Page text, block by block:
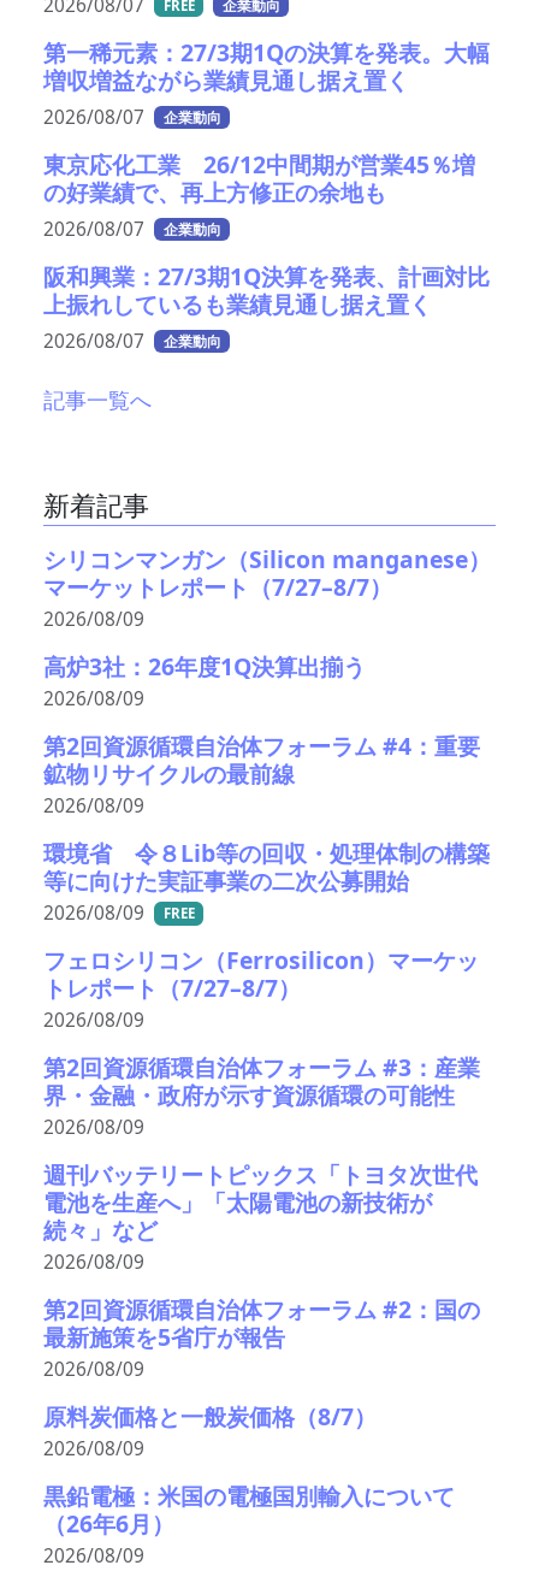
2026/08/07 FREE 企業動向
第一稀元素：27/3期1Qの決算を発表。大幅
増収増益ながら業績見通し据え置く
2026/08/07 企業動向
東京応化工業 26/12中間期が営業45％増
の好業績で、再上方修正の余地も
2026/08/07 企業動向
阪和興業：27/3期1Q決算を発表、計画対比
上振れしているも業績見通し据え置く
2026/08/07 企業動向
記事一覧へ
新着記事
シリコンマンガン（Silicon manganese）
マーケットレポート（7/27–8/7）
2026/08/09
高炉3社：26年度1Q決算出揃う
2026/08/09
第2回資源循環自治体フォーラム #4：重要
鉱物リサイクルの最前線
2026/08/09
環境省 令８Lib等の回収・処理体制の構築
等に向けた実証事業の二次公募開始
2026/08/09 FREE
フェロシリコン（Ferrosilicon）マーケッ
トレポート（7/27–8/7）
2026/08/09
第2回資源循環自治体フォーラム #3：産業
界・金融・政府が示す資源循環の可能性
2026/08/09
週刊バッテリートピックス「トヨタ次世代
電池を生産へ」「太陽電池の新技術が
続々」など
2026/08/09
第2回資源循環自治体フォーラム #2：国の
最新施策を5省庁が報告
2026/08/09
原料炭価格と一般炭価格（8/7）
2026/08/09
黒鉛電極：米国の電極国別輸入について
（26年6月）
2026/08/09